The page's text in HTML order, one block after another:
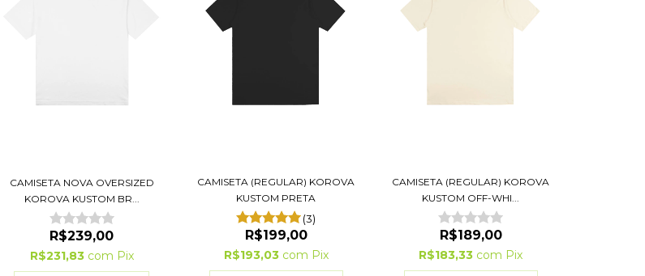
CAMISETA NOVA OVERSIZED
KOROVA KUSTOM BR...
R$239,00
R$231,83 com Pix
CAMISETA (REGULAR) KOROVA
KUSTOM PRETA
(3)
R$199,00
R$193,03 com Pix
CAMISETA (REGULAR) KOROVA
KUSTOM OFF-WHI...
R$189,00
R$183,33 com Pix